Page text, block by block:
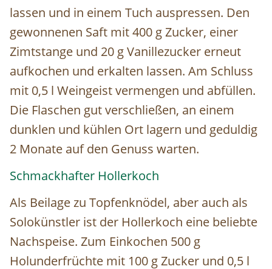
lassen und in einem Tuch auspressen. Den
gewonnenen Saft mit 400 g Zucker, einer
Zimtstange und 20 g Vanillezucker erneut
aufkochen und erkalten lassen. Am Schluss
mit 0,5 l Weingeist vermengen und abfüllen.
Die Flaschen gut verschließen, an einem
dunklen und kühlen Ort lagern und geduldig
2 Monate auf den Genuss warten.
Schmackhafter Hollerkoch
Als Beilage zu Topfenknödel, aber auch als
Solokünstler ist der Hollerkoch eine beliebte
Nachspeise. Zum Einkochen 500 g
Holunderfrüchte mit 100 g Zucker und 0,5 l